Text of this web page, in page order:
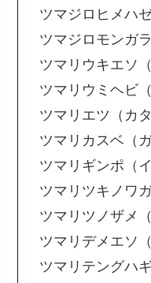
ツマジロヒメハ
ツマジロモンガ
ツマリウキエソ
ツマリウミヘビ
ツマリエツ（カ
ツマリカスベ（
ツマリギンポ（
ツマリツキノワ
ツマリツノザメ
ツマリデメエソ
ツマリテングハ